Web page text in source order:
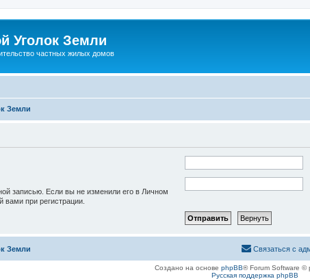
Уголок Земли
частных жилых домов
Земли
записью. Если вы не изменили его в Личном
вами при регистрации.
Земли Связаться с
Создано на основе phpBB® Forum Software ©
Русская поддержка phpBB